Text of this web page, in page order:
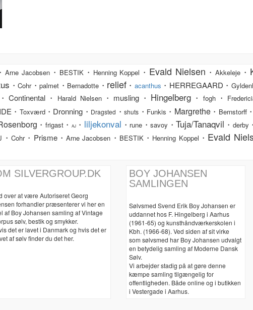
Arne Jacobsen・ BESTIK・ Henning Koppel ・ Evald Nielsen ・Akkeleje ・
・Cohr・palmet ・ Bernadotte ・ relief ・ acanthus ・HERREGAARD・
・Continental・ Harald Nielsen・musling・ Hingelberg ・ fogh・
・ Toxværd・Dronning・ Dragsted ・shuts ・ Funkis ・ Margrethe・ Bernstorff
・ frigast・ AJ・ liljekonval ・ rune ・savoy ・Tuja/Tanaqvil ・ derby ・
・ Cohr・Prisme・Arne Jacobsen ・ BESTIK・ Henning Koppel ・ Evald
SILVERGROUP.DK
over at være Autoriseret Georg
forhandler præsenterer vi her en
af Boy Johansen samling af Vintage
sølv, bestik og smykker.
det er lavet i Danmark og hvis det er
af sølv finder du det her.
BOY JOHANSEN
SAMLINGEN
Sølvsmed Svend Erik Boy Johansen er
uddannet hos F. Hingelberg i Aarhus
(1961-65) og kunsthåndværkerskolen i
Kbh. (1966-68). Ved siden af sit virke
som sølvsmed har Boy Johansen udvalgt
en betydelig samling af Moderne Dansk
Sølv.
Vi arbejder stadig på at gøre denne
kæmpe samling tilgængelig for
offentligheden. Både online og i butikken
i Vestergade i Aarhus.